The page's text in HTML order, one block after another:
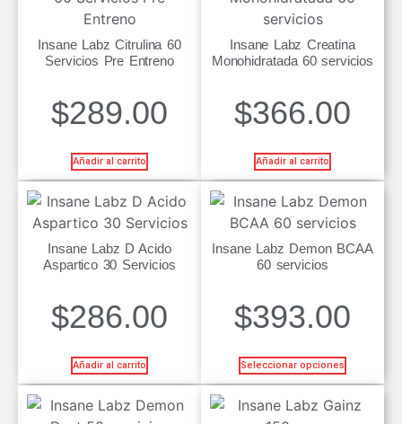
Insane Labz Citrulina 60
Servicios Pre Entreno
$289.00
Añadir al carrito
Insane Labz Creatina
Monohidratada 60 servicios
$366.00
Añadir al carrito
Insane Labz D Acido
Aspartico 30 Servicios
$286.00
Añadir al carrito
Insane Labz Demon BCAA
60 servicios
$393.00
Seleccionar opciones